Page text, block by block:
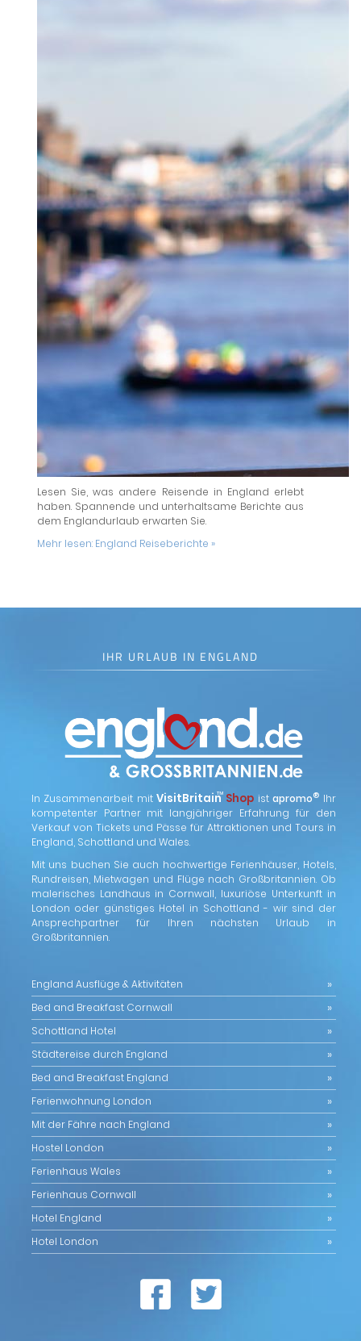
Lesen Sie, was andere Reisende in England erlebt
haben. Spannende und unterhaltsame Berichte aus
dem Englandurlaub erwarten Sie.
Mehr lesen: England Reiseberichte »
IHR URLAUB IN ENGLAND
In Zusammenarbeit mitVisitBritain
™ Shop istapromo® Ihr
kompetenter Partner mit langjähriger Erfahrung für den
Verkauf von Tickets und Pässe für Attraktionen und Tours in
England, Schottland und Wales.
Mit uns buchen Sie auch hochwertige Ferienhäuser, Hotels,
Rundreisen, Mietwagen und Flüge nach Großbritannien. Ob
malerisches Landhaus in Cornwall, luxuriöse Unterkunft in
London oder günstiges Hotel in Schottland - wir sind der
Ansprechpartner für Ihren nächsten Urlaub in
Großbritannien.
England Ausflüge & Aktivitäten
Bed and Breakfast Cornwall
Schottland Hotel
Städtereise durch England
Bed and Breakfast England
Ferienwohnung London
Mit der Fähre nach England
Hostel London
Ferienhaus Wales
Ferienhaus Cornwall
Hotel England
Hotel London